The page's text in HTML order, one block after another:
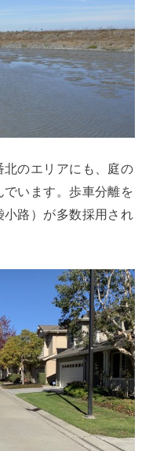
北のエリアにも、庭の
います。歩車分離を
路）が多数採用され